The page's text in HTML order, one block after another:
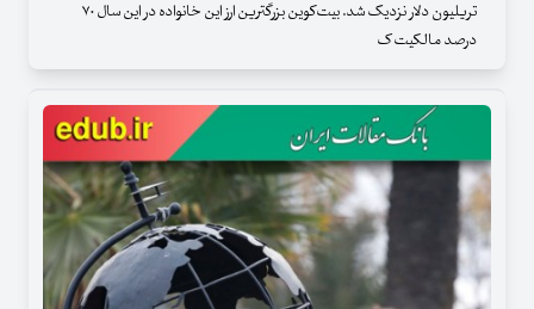
تریلیون دلار نزدیک شد. بیت‌کوین بزرگترین ارز این خانواده در این سال ۷۰
درصد مالکیت ک